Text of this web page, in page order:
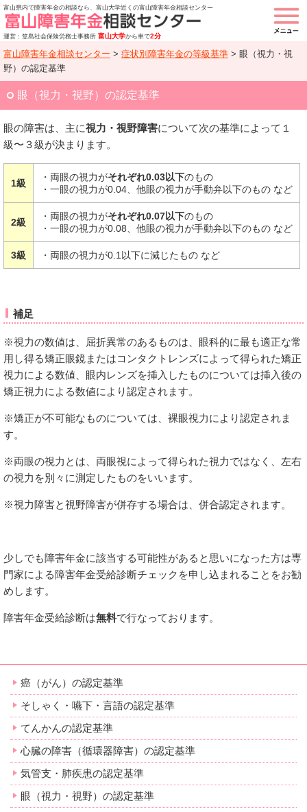
富山県内で障害年金の相談なら、富山大学近くの富山障害年金相談センター
運営：笠島社会保険労務士事務所 富山大学から車で2分
富山障害年金相談センター > 症状別障害年金の等級基準 > 眼（視力・視
野）の認定基準
眼（視力・視野）の認定基準
眼の障害は、主に視力・視野障害について次の基準によって１
級〜３級が決まります。
1級
・両眼の視力がそれぞれ0.03以下のもの
・一眼の視力が0.04、他眼の視力が手動弁以下のもの など
2級
・両眼の視力がそれぞれ0.07以下のもの
・一眼の視力が0.08、他眼の視力が手動弁以下のもの など
3級 ・両眼の視力が0.1以下に減じたもの など
補足
※視力の数値は、屈折異常のあるものは、眼科的に最も適正な常
用し得る矯正眼鏡またはコンタクトレンズによって得られた矯正
視力による数値、眼内レンズを挿入したものについては挿入後の
矯正視力による数値により認定されます。
※矯正が不可能なものについては、裸眼視力により認定されま
す。
※両眼の視力とは、両眼視によって得られた視力ではなく、左右
の視力を別々に測定したものをいいます。
※視力障害と視野障害が併存する場合は、併合認定されます。
少しでも障害年金に該当する可能性があると思いになった方は専
門家による障害年金受給診断チェックを申し込まれることをお勧
めします。
障害年金受給診断は無料で行なっております。
癌（がん）の認定基準
そしゃく・嚥下・言語の認定基準
てんかんの認定基準
心臓の障害（循環器障害）の認定基準
気管支・肺疾患の認定基準
眼（視力・視野）の認定基準